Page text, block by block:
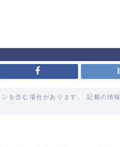
を含む場合があります。 記載の情